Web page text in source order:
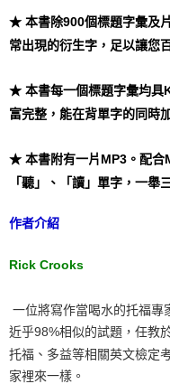
★ 本書除900個標題字彙及
常出現的衍生字，足以讓您
★ 本書每一個標題字彙均具
富完整，能在背單字的同時
★ 本書附有一片MP3。配合
「聽」、「讀」單字，一舉
作者介紹
Rick Crooks
一位將寫作當喝水的托福專
近乎98%相似的試題，任教
托福、多益等相關英文檢定
家裡來一樣。